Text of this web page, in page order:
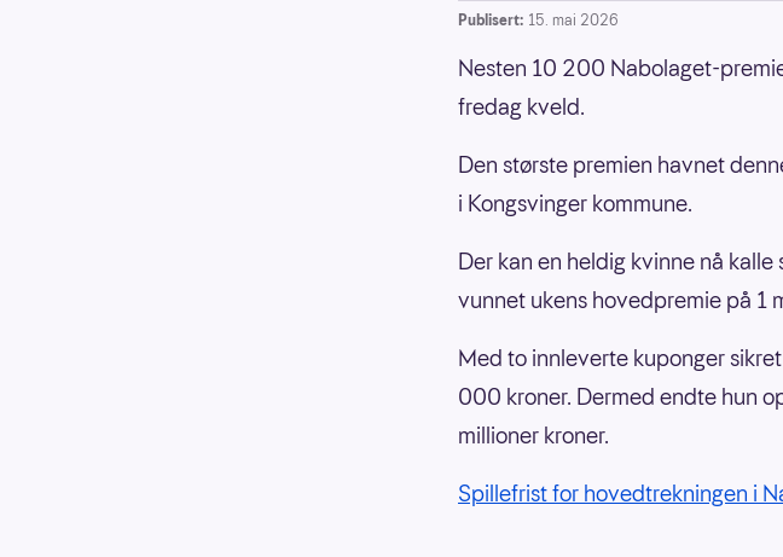
Publisert: 15. mai 2026
Nesten 10 200 Nabolaget-
fredag kveld.
Den største premien havnet
i Kongsvinger kommune.
Der kan en heldig kvinne nå
vunnet ukens hovedpremie på 1
Med to innleverte kuponger
000 kroner. Dermed endte hun
millioner kroner.
Spillefrist for hovedtrekningen i